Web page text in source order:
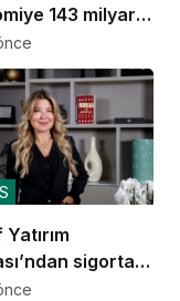
143 milyar
sigorta
alanında